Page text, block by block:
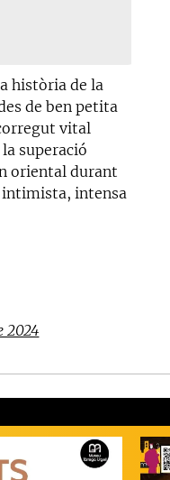
història de la
de ben petita
vital
superació
oriental durant
intimista, intensa
2024